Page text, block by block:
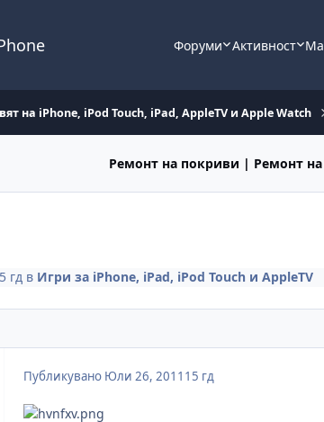
Форуми Активност
на iPhone, iPod Touch, iPad, AppleTV и Apple Watch
Ремонт на покриви | Ремонт
гдв Игри за iPhone, iPad, iPod Touch и AppleTV
Публикувано Юли 26, 2011 15 гд